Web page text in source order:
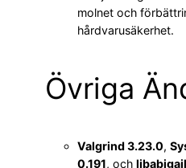
molnet och
hårdvarusäkerhet.
Övriga
Valgrind 3.23.0,
0.191, och